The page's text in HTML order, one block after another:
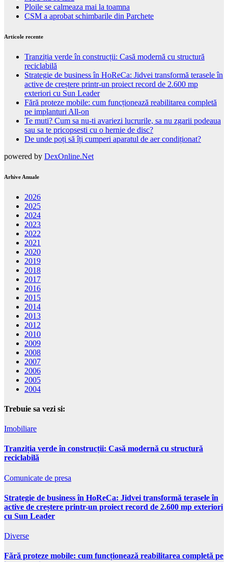
Ploile se calmeaza mai la toamna
CSM a aprobat schimbarile din Parchete
Articole recente
Tranziția verde în construcții: Casă modernă cu structură
reciclabilă
Strategie de business în HoReCa: Jidvei transformă terasele în
active de creștere printr-un proiect record de 2.600 mp
exteriori cu Sun Leader
Fără proteze mobile: cum funcționează reabilitarea completă
pe implanturi All-on
Te muti? Cum sa nu-ti avariezi lucrurile, sa nu zgarii podeaua
sau sa te pricopsesti cu o hernie de disc?
De unde poți să îți cumperi aparatul de aer condiționat?
powered by DexOnline.Net
Arhive Anuale
2026
2025
2024
2023
2022
2021
2020
2019
2018
2017
2016
2015
2014
2013
2012
2010
2009
2008
2007
2006
2005
2004
Trebuie sa vezi si:
Imobiliare
Tranziția verde în construcții: Casă modernă cu structură
reciclabilă
Comunicate de presa
Strategie de business în HoReCa: Jidvei transformă terasele în
active de creștere printr-un proiect record de 2.600 mp exteriori
cu Sun Leader
Diverse
Fără proteze mobile: cum funcționează reabilitarea completă pe